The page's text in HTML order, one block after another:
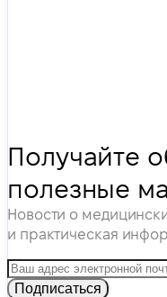
Получайте
полезные
Новости о
и практическая
Подписаться